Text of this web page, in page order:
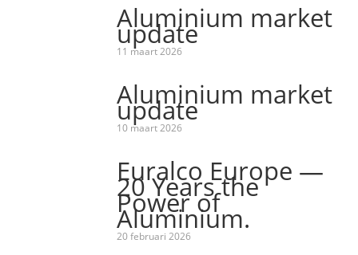
Aluminium market
update
11 maart 2026
Aluminium market
update
10 maart 2026
Euralco Europe —
20 Years the
Power of
Aluminium.
20 februari 2026